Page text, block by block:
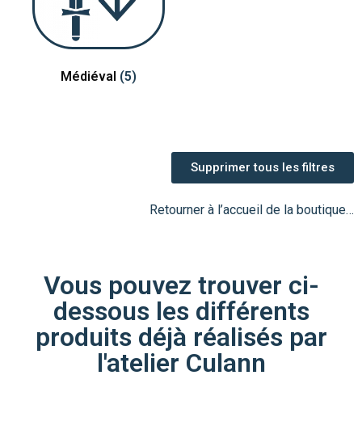
Médiéval (5)
Supprimer tous les filtres
Retourner à l’accueil de la boutique…
Vous pouvez trouver ci-
dessous les différents
produits déjà réalisés par
l'atelier Culann